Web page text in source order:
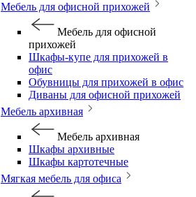
Мебель для офисной прихожей
Мебель для офисной
прихожей
Шкафы-купе для прихожей в
офис
Обувницы для прихожей в офис
Диваны для офисной прихожей
Мебель архивная
Мебель архивная
Шкафы архивные
Шкафы картотечные
Мягкая мебель для офиса